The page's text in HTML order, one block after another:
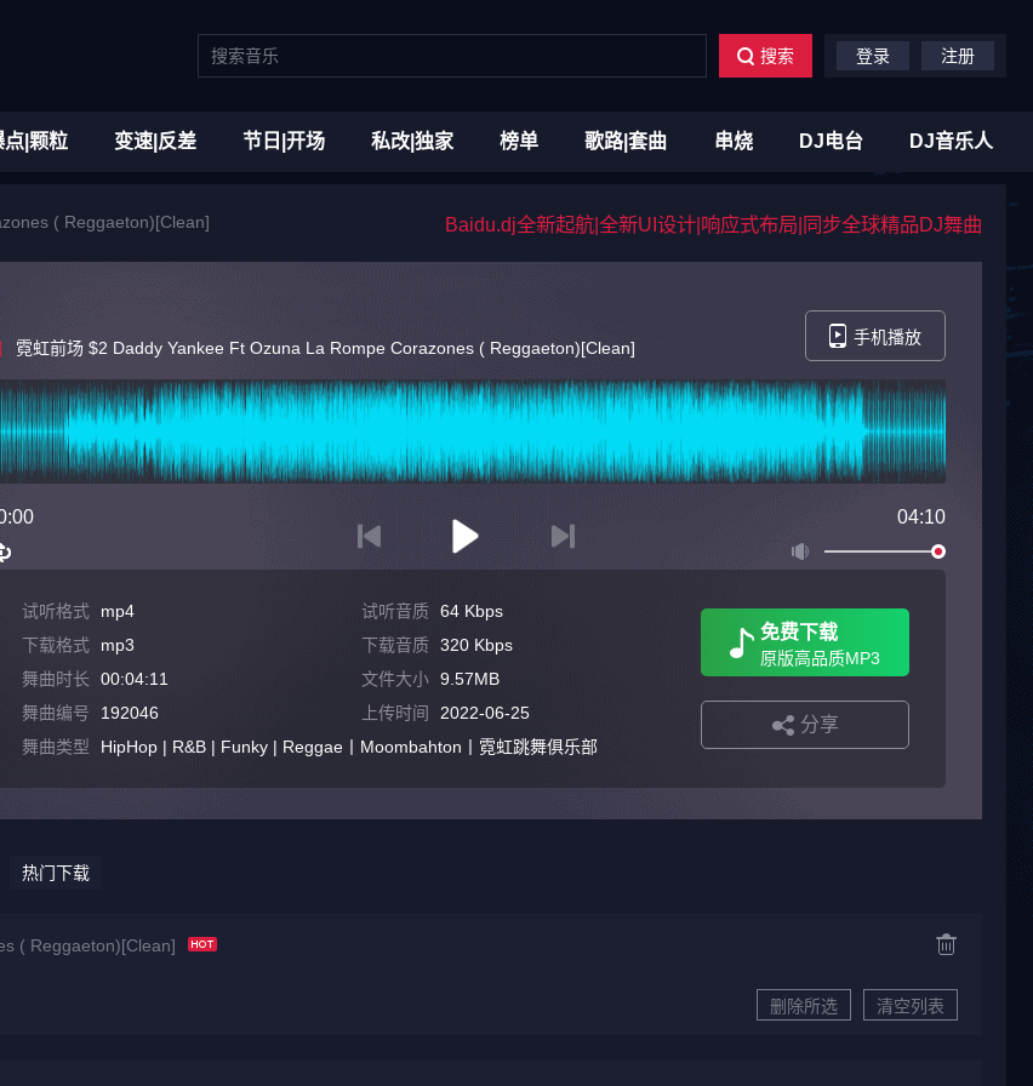
搜索 登录 注册
点|颗粒 变速|反差 节日|开场 私改|独家 榜单 歌路|套曲 串烧 DJ电台 DJ音乐人
( Reggaeton)[Clean] Baidu.dj全新起航|全新UI设计|响应式布局|同步全球精品DJ舞曲
霓虹前场 $2 Daddy Yankee Ft Ozuna La Rompe Corazones ( Reggaeton)[Clean]
手机播放
04:10
试听格式 mp4 试听音质 64 Kbps
下载格式
mp3 下载音质 320 Kbps
舞曲时长
00:04:11 文件大小 9.57MB
舞曲编号
192046 上传时间
2022-06-25
舞曲类型
HipHop | R&B | Funky | Reggae丨Moombahton丨霓虹跳舞俱乐部
免费下载
原版高品质MP3
分享
热门下载
( Reggaeton)[Clean]
删除所选 清空列表